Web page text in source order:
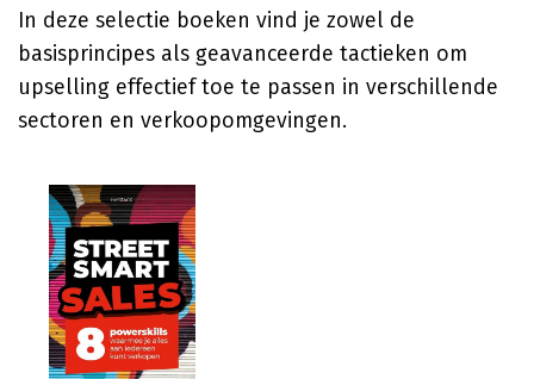
In deze selectie boeken vind je zowel de
basisprincipes als geavanceerde tactieken om
upselling effectief toe te passen in verschillende
sectoren en verkoopomgevingen.